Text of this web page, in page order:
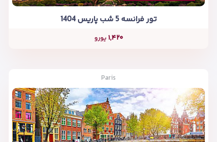
تور فرانسه 5 شب پاریس 1404
۱,۴۲۰ یورو
Paris